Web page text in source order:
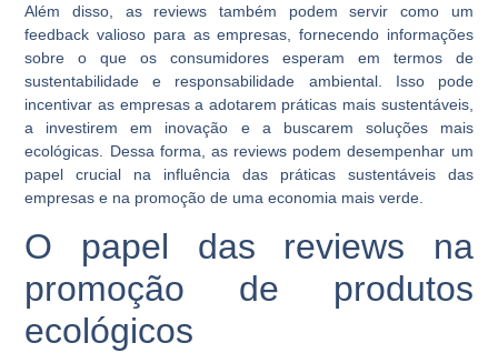
Além disso, as reviews também podem servir como um
feedback valioso para as empresas, fornecendo informações
sobre o que os consumidores esperam em termos de
sustentabilidade e responsabilidade ambiental. Isso pode
incentivar as empresas a adotarem práticas mais sustentáveis,
a investirem em inovação e a buscarem soluções mais
ecológicas. Dessa forma, as reviews podem desempenhar um
papel crucial na influência das práticas sustentáveis das
empresas e na promoção de uma economia mais verde.
O papel das reviews na
promoção de produtos
ecológicos